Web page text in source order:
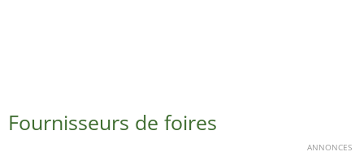
Fournisseurs de foires
ANNONCES